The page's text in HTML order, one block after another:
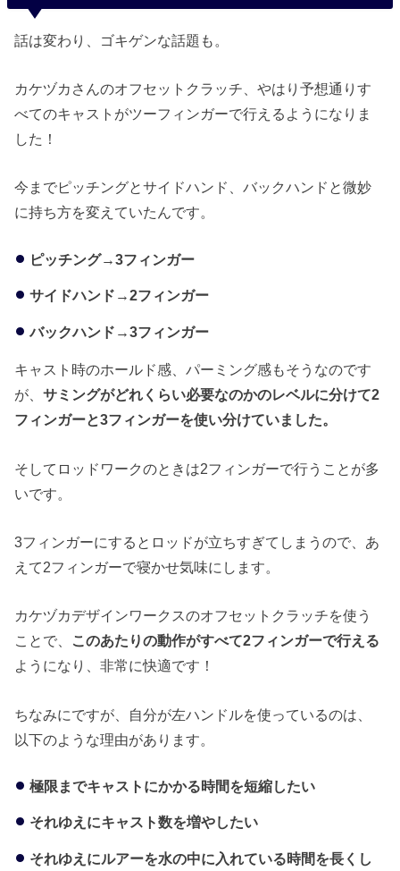
話は変わり、ゴキゲンな話題も。
カケヅカさんのオフセットクラッチ、やはり予想通りす
べてのキャストがツーフィンガーで行えるようになりま
した！
今までピッチングとサイドハンド、バックハンドと微妙
に持ち方を変えていたんです。
ピッチング→3フィンガー
サイドハンド→2フィンガー
バックハンド→3フィンガー
キャスト時のホールド感、パーミング感もそうなのです
が、サミングがどれくらい必要なのかのレベルに分けて2
フィンガーと3フィンガーを使い分けていました。
そしてロッドワークのときは2フィンガーで行うことが多
いです。
3フィンガーにするとロッドが立ちすぎてしまうので、あ
えて2フィンガーで寝かせ気味にします。
カケヅカデザインワークスのオフセットクラッチを使う
ことで、 このあたりの動作がすべて2フィンガーで行える
ようになり、非常に快適です！
ちなみにですが、自分が左ハンドルを使っているのは、
以下のような理由があります。
極限までキャストにかかる時間を短縮したい
それゆえにキャスト数を増やしたい
それゆえにルアーを水の中に入れている時間を長くし